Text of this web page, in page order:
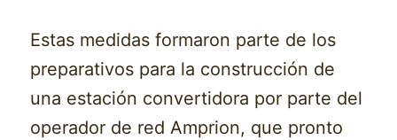
Estas medidas formaron parte de los
preparativos para la construcción de
una estación convertidora por parte del
operador de red Amprion, que pronto